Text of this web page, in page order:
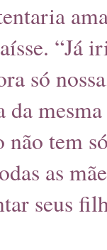
“Já
só
da
não tem
as
seus